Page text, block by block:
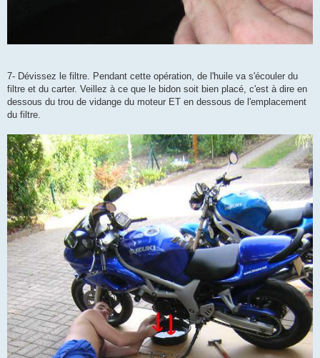
7- Dévissez le filtre. Pendant cette opération, de l'huile va s'écouler du
filtre et du carter. Veillez à ce que le bidon soit bien placé, c'est à dire en
dessous du trou de vidange du moteur ET en dessous de l'emplacement
du filtre.